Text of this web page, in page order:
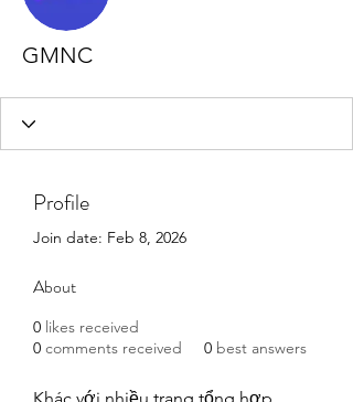
GMNC
Profile
Join date: Feb 8, 2026
About
0 likes received
0 comments received 0 best answers